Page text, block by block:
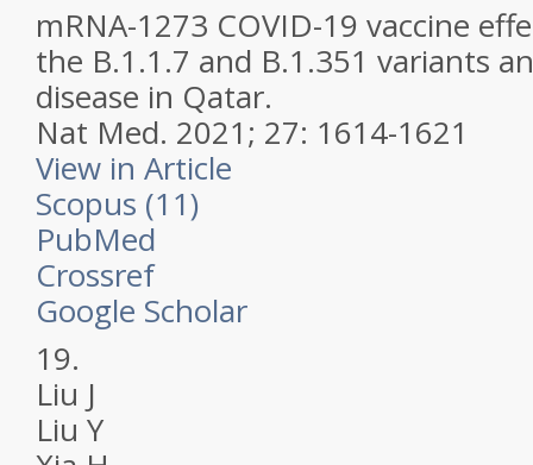
mRNA-1273 COVID-19 vaccine
the B.1.1.7 and B.1.351 variants
disease in Qatar.
Nat Med. 2021; 27: 1614-1621
View in Article
Scopus (11)
PubMed
Crossref
Google Scholar
19.
Liu J
Liu Y